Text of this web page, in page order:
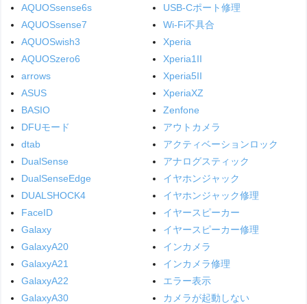
AQUOSsense6s
AQUOSsense7
AQUOSwish3
AQUOSzero6
arrows
ASUS
BASIO
DFUモード
dtab
DualSense
DualSenseEdge
DUALSHOCK4
FaceID
Galaxy
GalaxyA20
GalaxyA21
GalaxyA22
GalaxyA30
USB-Cポート修理
Wi-Fi不具合
Xperia
Xperia1II
Xperia5II
XperiaXZ
Zenfone
アウトカメラ
アクティベーションロック
アナログスティック
イヤホンジャック
イヤホンジャック修理
イヤースピーカー
イヤースピーカー修理
インカメラ
インカメラ修理
エラー表示
カメラが起動しない